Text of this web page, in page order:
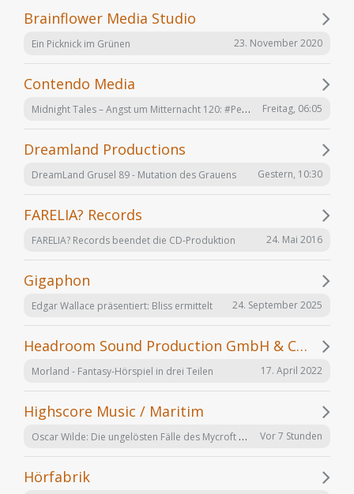
Brainflower Media Studio
Ein Picknick im Grünen 23. November 2020
Contendo Media
Midnight Tales – Angst um Mitternacht 120: #Penizitas ist real! (VÖ 7. August 2026) Freitag, 06:05
Dreamland Productions
DreamLand Grusel 89 - Mutation des Grauens Gestern, 10:30
FARELIA? Records
FARELIA? Records beendet die CD-Produktion 24. Mai 2016
Gigaphon
Edgar Wallace präsentiert: Bliss ermittelt 24. September 2025
Headroom Sound Production GmbH & Co. KG
Morland - Fantasy-Hörspiel in drei Teilen 17. April 2022
Highscore Music / Maritim
Oscar Wilde: Die ungelösten Fälle des Mycroft Holmes Vor 7 Stunden
Hörfabrik